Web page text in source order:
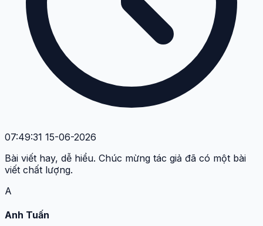
07:49:31 15-06-2026
Bài viết hay, dễ hiểu. Chúc mừng tác giả đã có một bài
viết chất lượng.
A
Anh Tuấn